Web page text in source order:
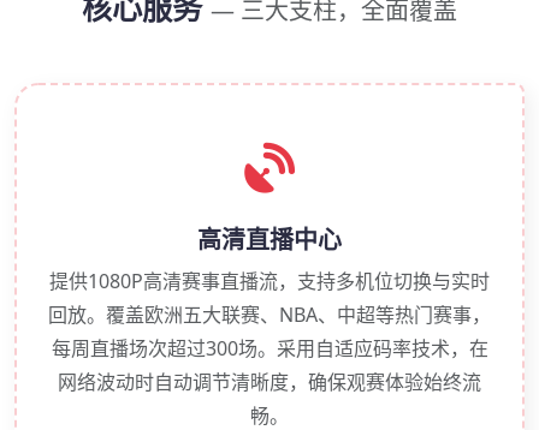
— 三大支柱，全面覆盖
高清直播中心
提供1080P高清赛事直播流，支持多机位切换与实时
回放。覆盖欧洲五大联赛、NBA、中超等热门赛事，
每周直播场次超过300场。采用自适应码率技术，在
网络波动时自动调节清晰度，确保观赛体验始终流
畅。